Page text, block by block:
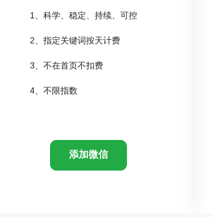
1、科学、稳定、持续、可控
2、指定关键词按天计费
3、不在首页不扣费
4、不限指数
添加微信